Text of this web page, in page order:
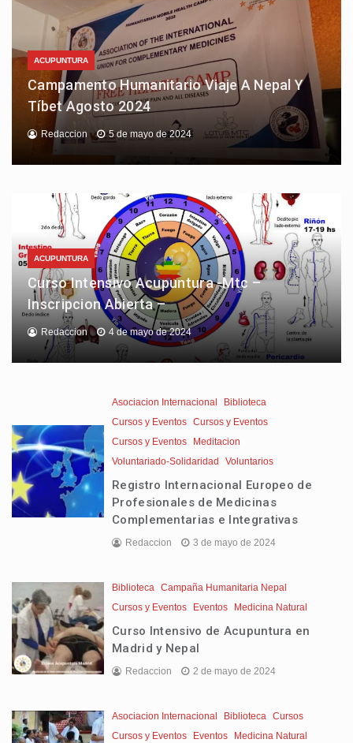
ACUPUNTURA
Campamento Humanitario Viaje A Nepal Y
Tíbet Agosto 2024
Redaccion 5 de mayo de 2024
ACUPUNTURA
Curso Intensivo Acupuntura -Mtc –
Inscripcion Abierta –
Redaccion 4 de mayo de 2024
Asociacion Internacional
Biblioteca
Cursos y Eventos Cursos y Eventos
Cursos y Eventos
Meditacion
Voluntariado-Solidaridad
Voluntarios
Registro Internacional Europeo de
Profesionales de Medicinas
Complementarias e Integrativas
Redaccion 3 de mayo de 2024
Biblioteca Campaña Humanitaria Nepal
Cursos y Eventos
Eventos Medicina Natural
Curso Intensivo de Acupuntura en
Madrid y Nepal
Redaccion 2 de mayo de 2024
Asociacion Internacional Biblioteca Cursos
Cursos y Eventos
Eventos Medicina Natural